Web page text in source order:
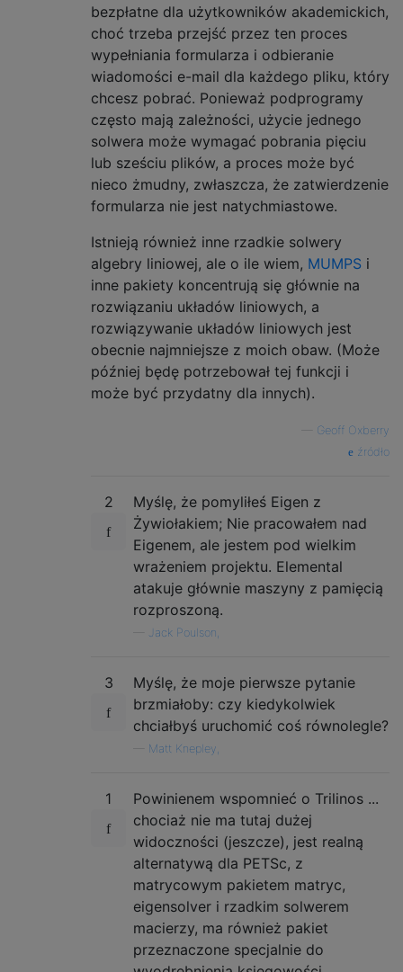
bezpłatne dla użytkowników akademickich,
choć trzeba przejść przez ten proces
wypełniania formularza i odbieranie
wiadomości e-mail dla każdego pliku, który
chcesz pobrać. Ponieważ podprogramy
często mają zależności, użycie jednego
solwera może wymagać pobrania pięciu
lub sześciu plików, a proces może być
nieco żmudny, zwłaszcza, że ​​zatwierdzenie
formularza nie jest natychmiastowe.
Istnieją również inne rzadkie solwery
algebry liniowej, ale o ile wiem, MUMPS i
inne pakiety koncentrują się głównie na
rozwiązaniu układów liniowych, a
rozwiązywanie układów liniowych jest
obecnie najmniejsze z moich obaw. (Może
później będę potrzebował tej funkcji i
może być przydatny dla innych).
Geoff Oxberry
źródło
2
Myślę, że pomyliłeś Eigen z
Żywiołakiem; Nie pracowałem nad
Eigenem, ale jestem pod wielkim
wrażeniem projektu. Elemental
atakuje głównie maszyny z pamięcią
rozproszoną.
Jack Poulson,
3
Myślę, że moje pierwsze pytanie
brzmiałoby: czy kiedykolwiek
chciałbyś uruchomić coś równolegle?
Matt Knepley,
1
Powinienem wspomnieć o Trilinos ...
chociaż nie ma tutaj dużej
widoczności (jeszcze), jest realną
alternatywą dla PETSc, z
matrycowym pakietem matryc,
eigensolver i rzadkim solwerem
macierzy, ma również pakiet
przeznaczone specjalnie do